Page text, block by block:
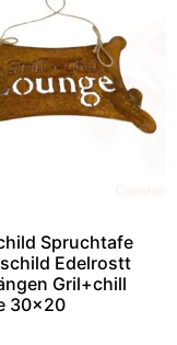
Spruchtafe
Edelrostt
Gril+chill
30×20